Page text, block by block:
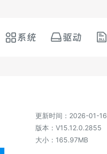
系统 驱动
更新时间：2026-01-16
版本：V15.12.0.2855
大小：165.97MB